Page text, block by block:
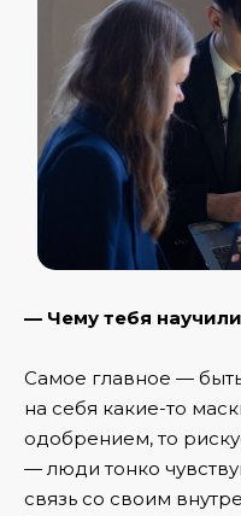
— Чему тебя
Самое главное —
на себя какие-то
одобрением, то
— люди тонко
связь со своим